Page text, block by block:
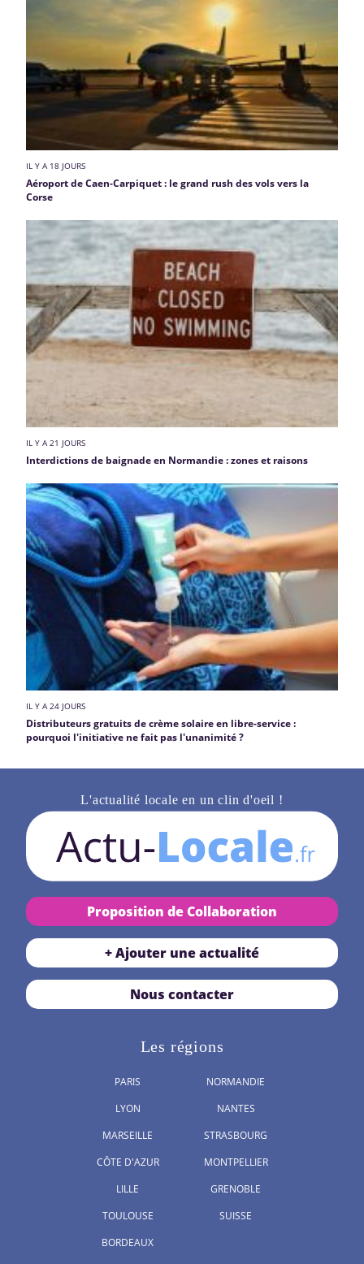
IL Y A 18 JOURS
Aéroport de Caen-Carpiquet : le grand rush des vols vers la
Corse
IL Y A 21 JOURS
Interdictions de baignade en Normandie : zones et raisons
IL Y A 24 JOURS
Distributeurs gratuits de crème solaire en libre-service :
pourquoi l'initiative ne fait pas l'unanimité ?
L'actualité locale en un clin d'oeil !
Proposition de Collaboration
+ Ajouter une actualité
Nous contacter
Les régions
PARIS
LYON
MARSEILLE
CÔTE D'AZUR
LILLE
TOULOUSE
BORDEAUX
NORMANDIE
NANTES
STRASBOURG
MONTPELLIER
GRENOBLE
SUISSE